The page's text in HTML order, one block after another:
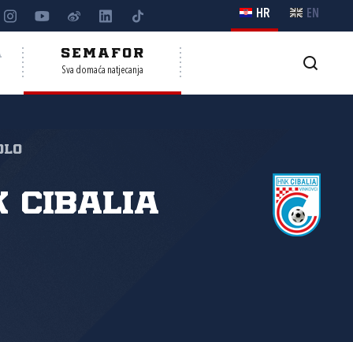
HR EN
SEMAFOR
Sva domaća natjecanja
Cibalia